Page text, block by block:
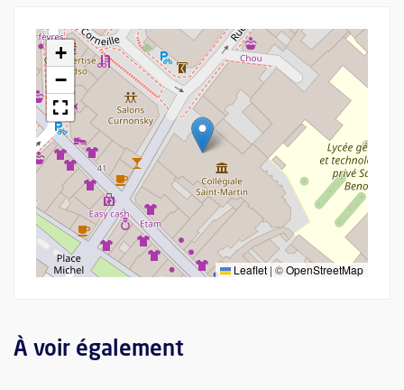
+
−
Leaflet | ©OpenStreetMap
À voir également